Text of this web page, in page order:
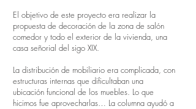
El objetivo de este proyecto era realizar la
propuesta de decoración de la zona de salón
comedor y todo el exterior de la vivienda, una
casa señorial del sigo XIX.
La distribución de mobiliario era complicada, con
estructuras internas que dificultaban una
ubicación funcional de los muebles. Lo que
hicimos fue aprovecharlas… La columna ayudó a